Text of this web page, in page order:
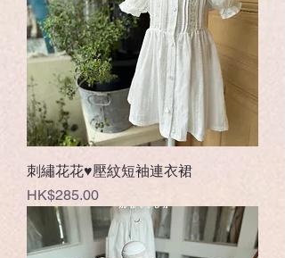
刺繡花花♥壓紋短袖連衣裙
價格
HK$285.00